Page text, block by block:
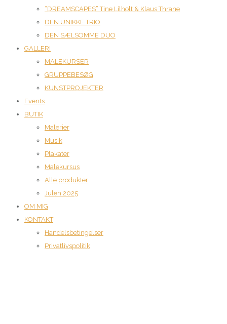
“DREAMSCAPES” Tine Lilholt & Klaus Thrane
DEN UNIKKE TRIO
DEN SÆLSOMME DUO
GALLERI
MALEKURSER
GRUPPEBESØG
KUNSTPROJEKTER
Events
BUTIK
Malerier
Musik
Plakater
Malekursus
Alle produkter
Julen 2025
OM MIG
KONTAKT
Handelsbetingelser
Privatlivspolitik